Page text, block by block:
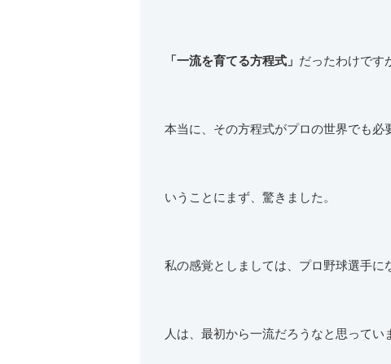
「一流を育てる方程式」 だったわけです
本当に、その方程式がプロの世界でも必
いうことにまず、驚きました。
私の感覚としましては、プロ野球選手に
人は、最初から一流だろうなと思ってい